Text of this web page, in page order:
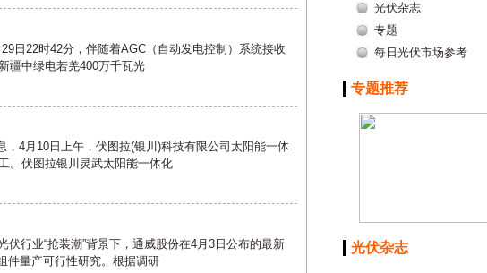
日22时42分，伴随着AGC（自动发电控制）系统接收
疆中绿电若羌400万千瓦光
4月10日上午，伏图拉(银川)科技有限公司太阳能一体
。伏图拉银川灵武太阳能一体化
行业“抢装潮”背景下，通威股份在4月3日公布的最新
件量产可行性研究。根据调研
光伏杂志
专题
每日光伏市场参考
专题推荐
光伏杂志